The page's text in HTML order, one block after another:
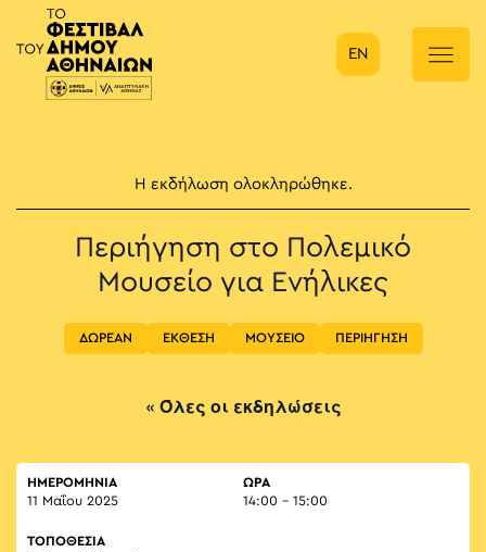
Κύρια πλοήγηση
EN
Η εκδήλωση ολοκληρώθηκε.
Περιήγηση στο Πολεμικό
Μουσείο για Ενήλικες
ΔΩΡΕΑΝ ΕΚΘΕΣΗ ΜΟΥΣΕΙΟ ΠΕΡΙΗΓΗΣΗ
« Όλες οι εκδηλώσεις
ΗΜΕΡΟΜΗΝΙΑ
11 Μαΐου 2025
ΏΡΑ
14:00 - 15:00
ΤΟΠΟΘΕΣΙΑ